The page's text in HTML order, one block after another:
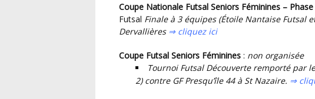
Coupe Nationale Futsal Seniors Féminines –
Futsal Finale à 3 équipes (Étoile Nantaise Futsal
Dervallières ⇒ cliquez ici
Coupe Futsal Seniors Féminines : non organisée
Tournoi Futsal Découverte remporté par
2) contre GF Presqu’île 44 à St Nazaire. ⇒